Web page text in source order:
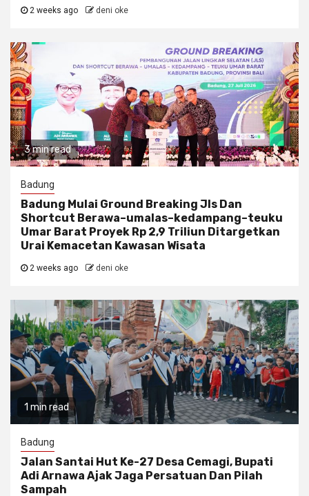
2 weeks ago deni oke
3 min read
Badung
Badung Mulai Ground Breaking Jls Dan
Shortcut Berawa–umalas–kedampang–teuku
Umar Barat Proyek Rp 2,9 Triliun Ditargetkan
Urai Kemacetan Kawasan Wisata
2 weeks ago deni oke
1 min read
Badung
Jalan Santai Hut Ke-27 Desa Cemagi, Bupati
Adi Arnawa Ajak Jaga Persatuan Dan Pilah
Sampah